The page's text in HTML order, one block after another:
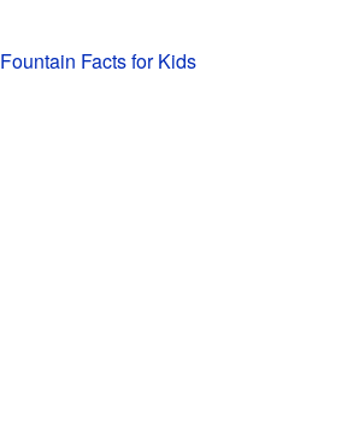
Fountain Facts for Kids